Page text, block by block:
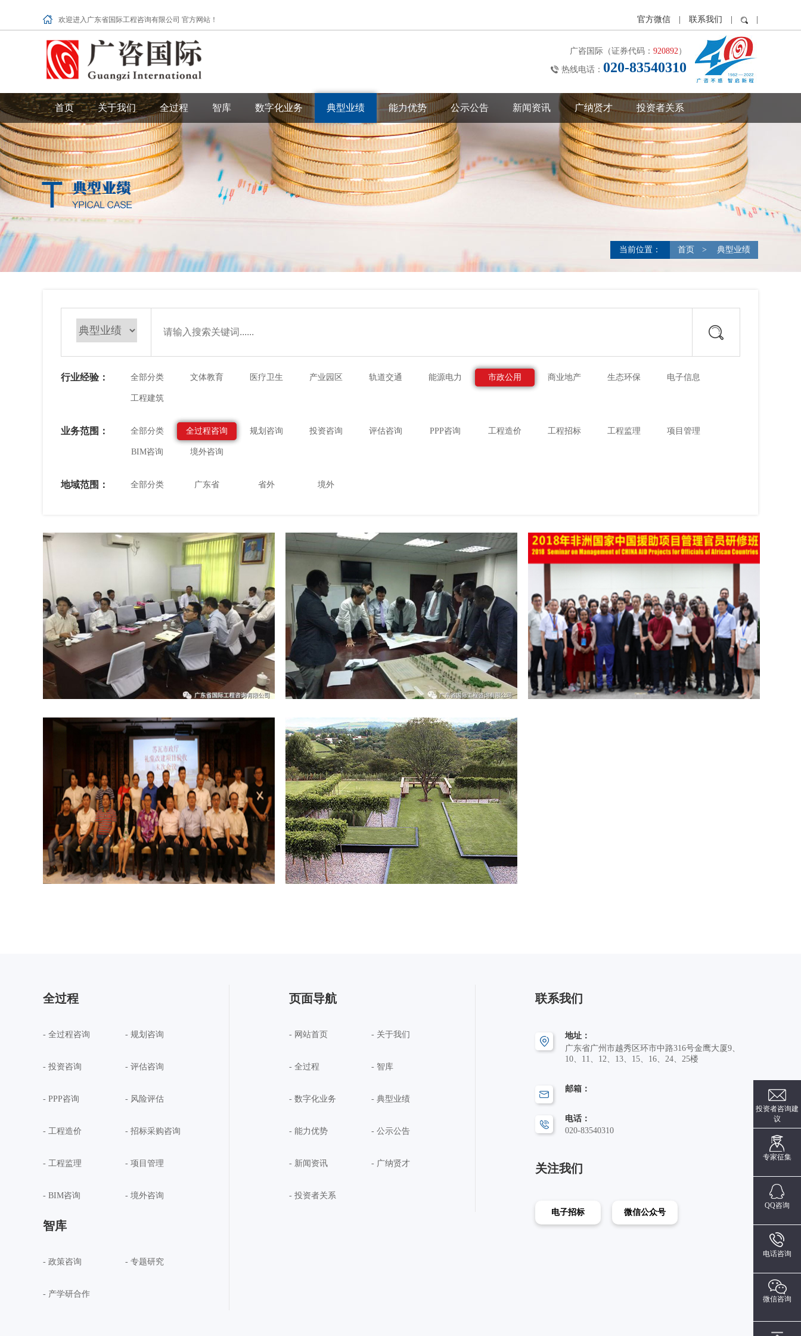
欢迎进入广东省国际工程咨询有限公司 官方网站！ 官方微信 联系我们
广咨国际（证券代码： 920892）
热线电话： 020-83540310
首页 关于我们 全过程 智库 数字化业务 典型业绩 能力优势 公示公告 新闻资讯 广纳贤才 投资者关系
当前位置： 首页 > 典型业绩
行业经验： 全部分类 文体教育 医疗卫生 产业园区 轨道交通 能源电力 市政公用 商业地产 生态环保 电子信息
工程建筑
业务范围： 全部分类 全过程咨询 规划咨询 投资咨询 评估咨询 PPP咨询 工程造价 工程招标 工程监理 项目管理
BIM咨询 境外咨询
地域范围： 全部分类 广东省 省外 境外
全过程
- 全过程咨询 - 规划咨询
- 投资咨询 - 评估咨询
- PPP咨询 - 风险评估
- 工程造价 - 招标采购咨询
- 工程监理 - 项目管理
- BIM咨询 - 境外咨询
智库
- 政策咨询 - 专题研究
- 产学研合作
页面导航
- 网站首页 - 关于我们
- 全过程 - 智库
- 数字化业务 - 典型业绩
- 能力优势 - 公示公告
- 新闻资讯 - 广纳贤才
- 投资者关系
联系我们
地址：
广东省广州市越秀区环市中路316号金鹰大厦9、
10、11、12、13、15、16、24、25楼
邮箱：
电话：
020-83540310
关注我们
电子招标 微信公众号
投资者咨询建
议
专家征集
QQ咨询
电话咨询
微信咨询